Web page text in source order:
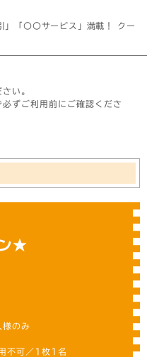
」「〇〇サービス」満載！ クー
い。
ずご利用前にご確認くださ
★
様のみ
不可／1枚1名